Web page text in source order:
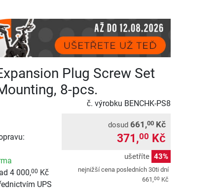
Plug Screw Set
8-pcs.
č. výrobku BENCHK-PS8
4 000,00 Kč
UPS
dosud 661,00 Kč
371,00 Kč
ušetříte 43%
nejnižší cena posledních 30ti dní
661,00 Kč